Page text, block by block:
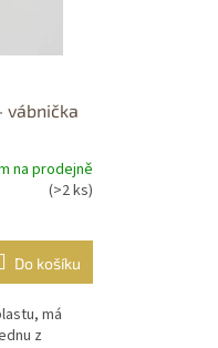
vábnička
na prodejně
(>2 ks)
Do košíku
má
z